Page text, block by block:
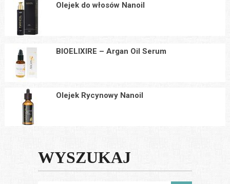
Olejek do włosów Nanoil
BIOELIXIRE – Argan Oil Serum
Olejek Rycynowy Nanoil
WYSZUKAJ